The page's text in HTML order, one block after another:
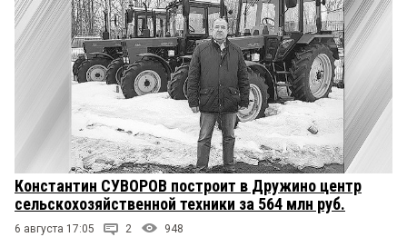
Константин СУВОРОВ построит в Дружино центр
сельскохозяйственной техники за 564 млн руб.
6 августа 17:05 2 948